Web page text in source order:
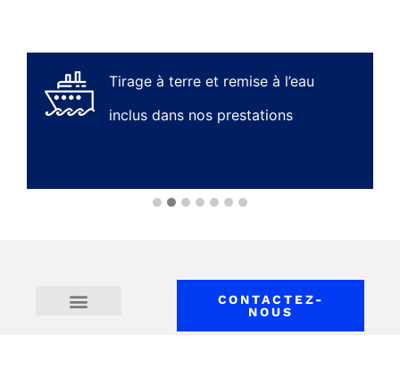
Tirage à terre et remise à l’eau
inclus dans nos prestations
CONTACTEZ-
NOUS